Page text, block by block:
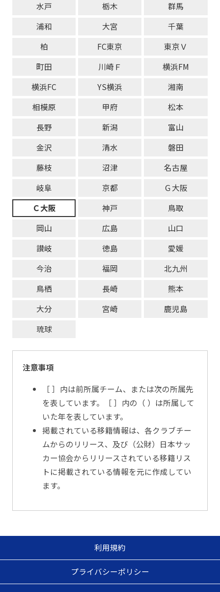
水戸
栃木
群馬
浦和
大宮
千葉
柏
FC東京
東京Ｖ
町田
川崎Ｆ
横浜FM
横浜FC
YS横浜
湘南
相模原
甲府
松本
長野
新潟
富山
金沢
清水
磐田
藤枝
沼津
名古屋
岐阜
京都
Ｇ大阪
Ｃ大阪
神戸
鳥取
岡山
広島
山口
讃岐
徳島
愛媛
今治
福岡
北九州
鳥栖
長崎
熊本
大分
宮崎
鹿児島
琉球
注意事項
［ ］内は前所属チーム、または次の所属先
を表しています。［ ］内の（ ）は所属して
いた年を表しています。
掲載されている移籍情報は、各クラブチー
ムからのリリース、及び（公財）日本サッ
カー協会からリリースされている移籍リス
トに掲載されている情報を元に作成してい
ます。
利用規約
プライバシーポリシー